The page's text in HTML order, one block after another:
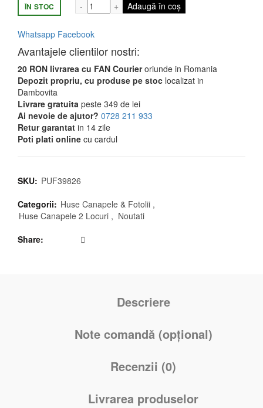
ÎN STOC Cantitate Set Husa Elastica pentru
Adaugă în coș
Whatsapp Facebook
Avantajele clientilor nostri:
20 RON livrarea cu FAN Courieroriunde in Romania
Depozit propriu, cu produse pe stoc localizat in
Dambovita
Livrare gratuita peste 349 de lei
Ai nevoie de ajutor? 0728 211 933
Retur garantat in 14 zile
Poti plati online cu cardul
SKU: PUF39826
Categorii: Huse Canapele & Fotolii ,
Huse Canapele 2 Locuri , Noutati
Share
Descriere
Note comandă (opțional)
Recenzii (0)
Livrarea produselor